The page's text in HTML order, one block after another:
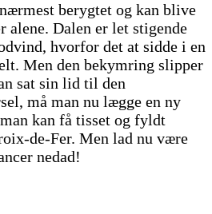
berygtet og kan blive
alene. Dalen er let stigende
hvorfor det at sidde i en
Men den bekymring slipper
sat sin lid til den
må man nu lægge en ny
kan få tisset og fyldt
de-Fer. Men lad nu være
nedad!